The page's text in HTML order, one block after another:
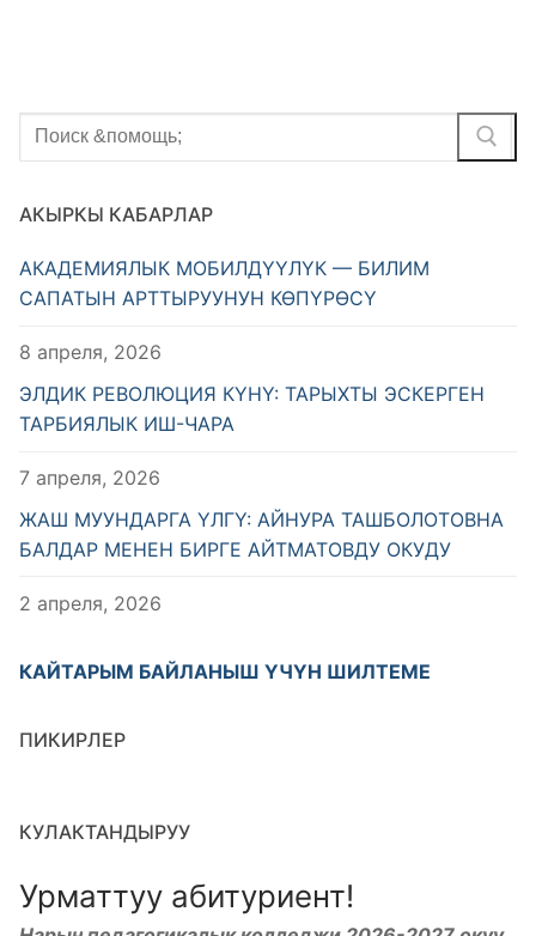
Найти:
АКЫРКЫ КАБАРЛАР
АКАДЕМИЯЛЫК МОБИЛДҮҮЛҮК — БИЛИМ
САПАТЫН АРТТЫРУУНУН КӨПҮРӨСҮ
8 апреля, 2026
ЭЛДИК РЕВОЛЮЦИЯ КҮНҮ: ТАРЫХТЫ ЭСКЕРГЕН
ТАРБИЯЛЫК ИШ-ЧАРА
7 апреля, 2026
ЖАШ МУУНДАРГА ҮЛГҮ: АЙНУРА ТАШБОЛОТОВНА
БАЛДАР МЕНЕН БИРГЕ АЙТМАТОВДУ ОКУДУ
2 апреля, 2026
КАЙТАРЫМ БАЙЛАНЫШ ҮЧҮН ШИЛТЕМЕ
ПИКИРЛЕР
КУЛАКТАНДЫРУУ
Урматтуу абитуриент!